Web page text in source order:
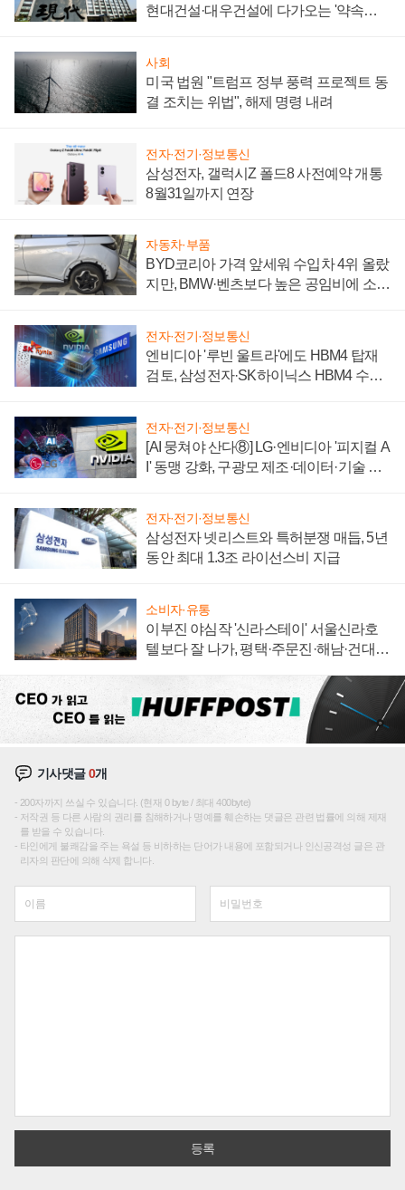
현대건설·대우건설에 다가오는 '약속의
사회
미국 법원 "트럼프 정부 풍력 프로젝트 동
결 조치는 위법", 해제 명령 내려
전자·전기·정보통신
삼성전자, 갤럭시Z 폴드8 사전예약 개통
8월31일까지 연장
자동차·부품
BYD코리아 가격 앞세워 수입차 4위 올랐
지만, BMW·벤츠보다 높은 공임비에 소비
전자·전기·정보통신
엔비디아 '루빈 울트라'에도 HBM4 탑재
검토, 삼성전자·SK하이닉스 HBM4 수율
전자·전기·정보통신
[AI 뭉쳐야 산다⑧] LG·엔비디아 '피지컬 A
I' 동맹 강화, 구광모 제조·데이터·기술 결
전자·전기·정보통신
삼성전자 넷리스트와 특허분쟁 매듭, 5년
동안 최대 1.3조 라이선스비 지급
소비자·유통
이부진 야심작 '신라스테이' 서울신라호
텔보다 잘 나가, 평택·주문진·해남·건대로
기사댓글0개
200자까지 쓰실 수 있습니다. (현재 0 byte / 최대 400byte)
저작권 등 다른 사람의 권리를 침해하거나 명예를 훼손하는 댓글은 관련 법률에 의해 제재
를 받을 수 있습니다.
타인에게 불쾌감을 주는 욕설 등 비하하는 단어가 내용에 포함되거나 인신공격성 글은 관
리자의 판단에 의해 삭제 합니다.